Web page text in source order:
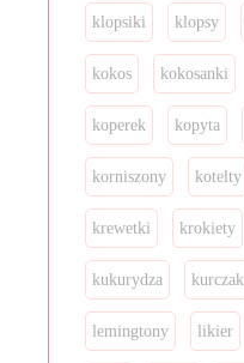
klopsiki klopsy
kokos kokosanki
koperek kopyta
korniszony kotelty
krewetki krokiety
kukurydza kurczak
lemingtony likier